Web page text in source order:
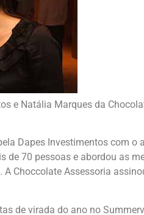
e Natália Marques da
Dapes Investimentos com o
de 70 pessoas e abordou as
Choccolate Assessoria
de virada do ano no